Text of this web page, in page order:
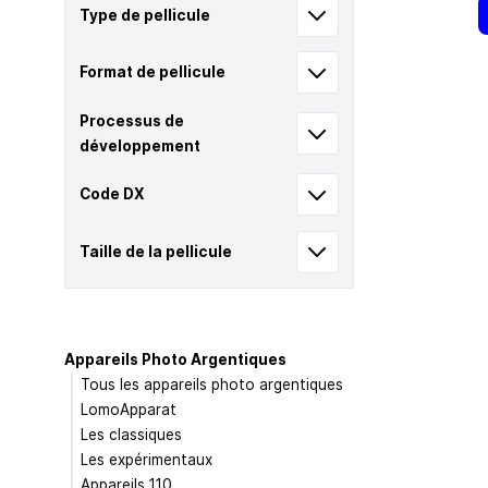
Type de pellicule
Format de pellicule
Processus de
développement
Code DX
Taille de la pellicule
Appareils Photo Argentiques
Tous les appareils photo argentiques
LomoApparat
Les classiques
Les expérimentaux
Appareils 110